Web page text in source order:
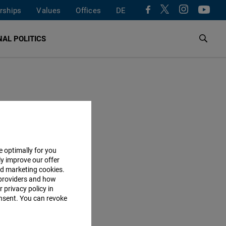
Values Offices DE
POLITICS
optimally for you
improve our offer
marketing cookies.
and how
privacy policy in
You can revoke